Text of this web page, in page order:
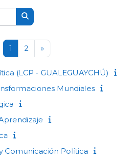
Buscar cursos
1 Página 1
2Página 2
»Siguiente página
(LCP - GUALEGUAYCHÚ)
Mundiales
Comunicación Política